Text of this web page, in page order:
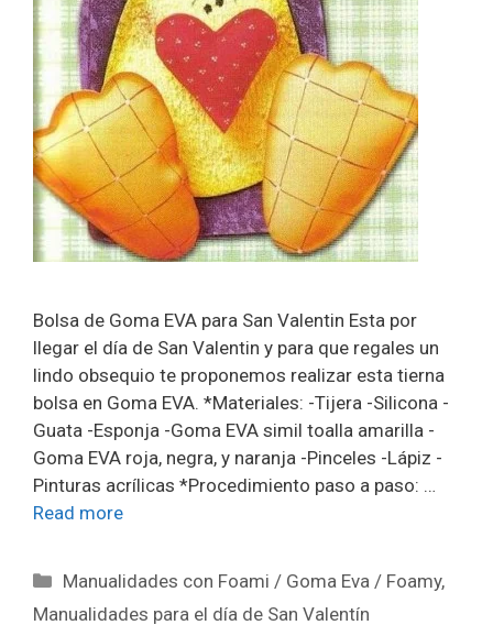
Bolsa de Goma EVA para San Valentin Esta por
llegar el día de San Valentin y para que regales un
lindo obsequio te proponemos realizar esta tierna
bolsa en Goma EVA. *Materiales: -Tijera -Silicona -
Guata -Esponja -Goma EVA simil toalla amarilla -
Goma EVA roja, negra, y naranja -Pinceles -Lápiz -
Pinturas acrílicas *Procedimiento paso a paso: …
Read more
Manualidades con Foami / Goma Eva / Foamy,
Manualidades para el día de San Valentín